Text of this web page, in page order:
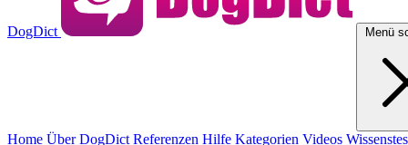
DogDict Menü
Home Über DogDict Referenzen Hilfe Kategorien Videos